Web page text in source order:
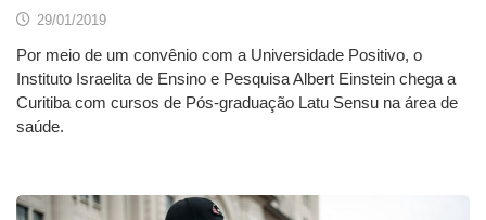
29/01/2019
Por meio de um convênio com a Universidade Positivo, o
Instituto Israelita de Ensino e Pesquisa Albert Einstein chega a
Curitiba com cursos de Pós-graduação Latu Sensu na área de
saúde.